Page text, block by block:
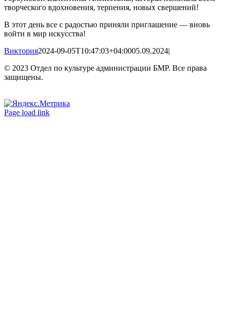
творческого вдохновения, терпения, новых свершений!
В этот день все с радостью приняли приглашение — вновь
войти в мир искусства!
Виктория2024-09-05T10:47:03+04:0005.09.2024|
© 2023 Отдел по культуре администрации БМР. Все права
защищены.
Вконтакте
Одноклассники
Page load link